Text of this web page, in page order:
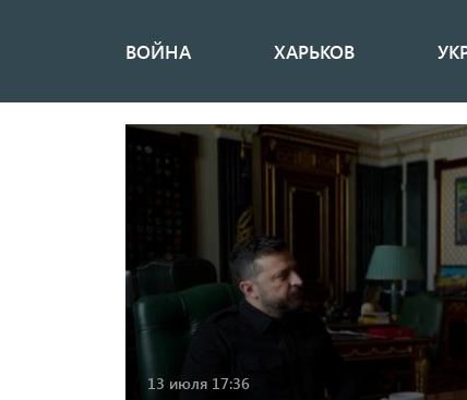
Основная
ВОЙНА ХАРЬКОВ
13 июля 17:36